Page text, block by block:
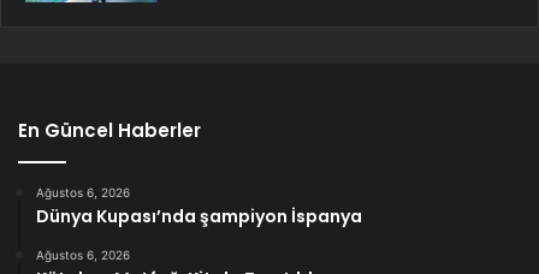
En Güncel Haberler
Ağustos 6, 2026
Dünya Kupası’nda şampiyon İspanya
Ağustos 6, 2026